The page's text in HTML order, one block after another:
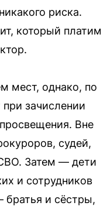
риска.
который платим
мест, однако, по
зачислении
Вне
судей,
Затем — дети
и сотрудников
и сёстры,